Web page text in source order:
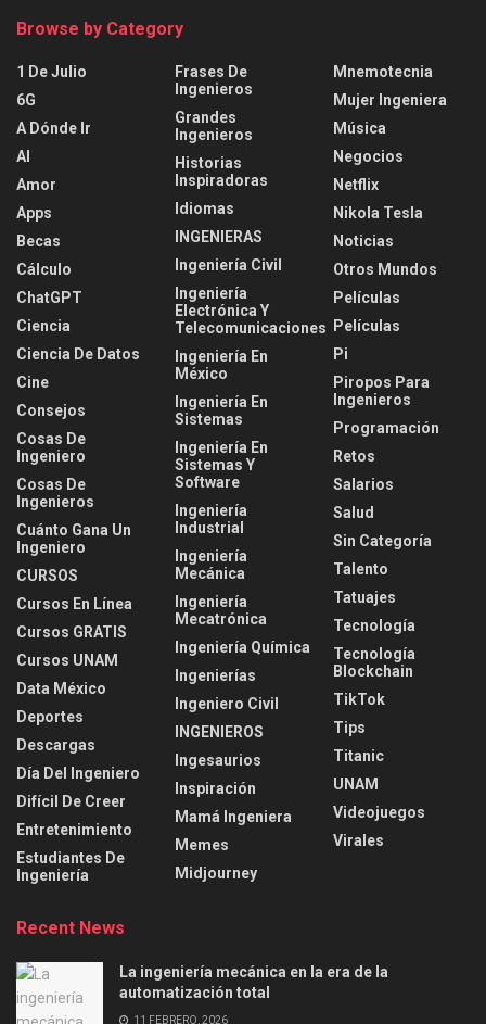
Browse by Category
1 De Julio
6G
A Dónde Ir
AI
Amor
Apps
Becas
Cálculo
ChatGPT
Ciencia
Ciencia De Datos
Cine
Consejos
Cosas De
Ingeniero
Cosas De
Ingenieros
Cuánto Gana Un
Ingeniero
CURSOS
Cursos En Línea
Cursos GRATIS
Cursos UNAM
Data México
Deportes
Descargas
Día Del Ingeniero
Difícil De Creer
Entretenimiento
Estudiantes De
Ingeniería
Frases De
Ingenieros
Grandes
Ingenieros
Historias
Inspiradoras
Idiomas
INGENIERAS
Ingeniería Civil
Ingeniería
Electrónica Y
Telecomunicaciones
Ingeniería En
México
Ingeniería En
Sistemas
Ingeniería En
Sistemas Y
Software
Ingeniería
Industrial
Ingeniería
Mecánica
Ingeniería
Mecatrónica
Ingeniería Química
Ingenierías
Ingeniero Civil
INGENIEROS
Ingesaurios
Inspiración
Mamá Ingeniera
Memes
Midjourney
Mnemotecnia
Mujer Ingeniera
Música
Negocios
Netflix
Nikola Tesla
Noticias
Otros Mundos
Películas
Películas
Pi
Piropos Para
Ingenieros
Programación
Retos
Salarios
Salud
Sin Categoría
Talento
Tatuajes
Tecnología
Tecnología
Blockchain
TikTok
Tips
Titanic
UNAM
Videojuegos
Virales
Recent News
La ingeniería mecánica en la era de la
automatización total
11 FEBRERO, 2026